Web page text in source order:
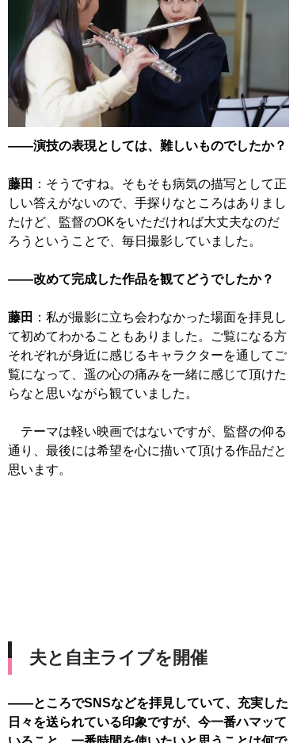
――演技の表現としては、難しいものでしたか？
藤田 ：そうですね。そもそも病気の描写として正
しい答えがないので、手探りなところはありまし
たけど、監督のOKをいただければ大丈夫なのだ
ろうということで、毎日撮影していました。
――改めて完成した作品を観てどうでしたか？
藤田 ：私が撮影に立ち会わなかった場面を拝見し
て初めてわかることもありました。ご覧になる方
それぞれが身近に感じるキャラクターを通してご
覧になって、遥の心の痛みを一緒に感じて頂けた
らなと思いながら観ていました。
テーマは軽い映画ではないですが、監督の仰る
通り、最後には希望を心に描いて頂ける作品だと
思います。
夫と自主ライブを開催
――ところでSNSなどを拝見していて、充実した
日々を送られている印象ですが、今一番ハマッて